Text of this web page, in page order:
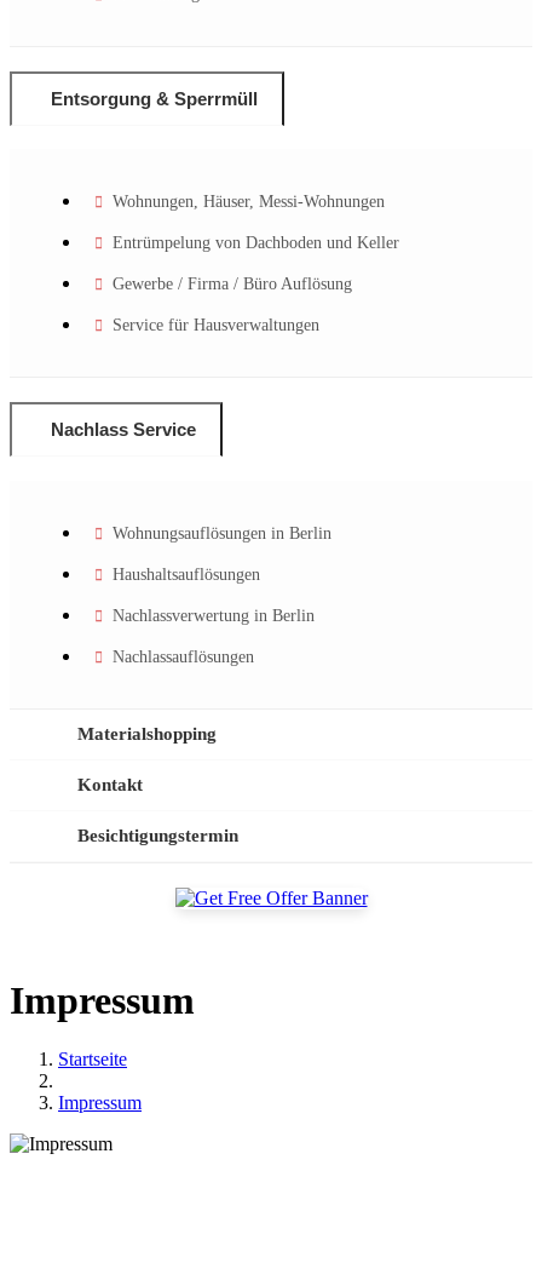
Entsorgung & Sperrmüll
Wohnungen, Häuser, Messi-Wohnungen
Entrümpelung von Dachboden und Keller
Gewerbe / Firma / Büro Auflösung
Service für Hausverwaltungen
Nachlass Service
Wohnungsauflösungen in Berlin
Haushaltsauflösungen
Nachlassverwertung in Berlin
Nachlassauflösungen
Materialshopping
Kontakt
Besichtigungstermin
Impressum
Startseite
Impressum